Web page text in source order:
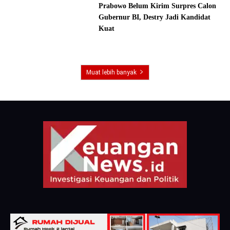
Prabowo Belum Kirim Surpres Calon
Gubernur BI, Destry Jadi Kandidat
Kuat
Muat lebih banyak